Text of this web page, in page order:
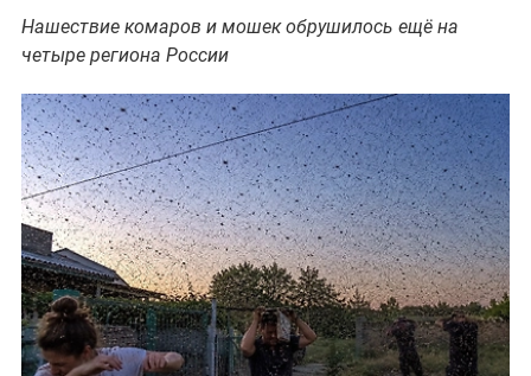
Нашествие комаров и мошек обрушилось ещё на
четыре региона России